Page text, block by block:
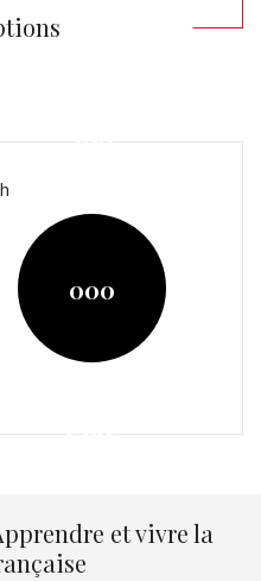
200
000
KRW
et vivre la